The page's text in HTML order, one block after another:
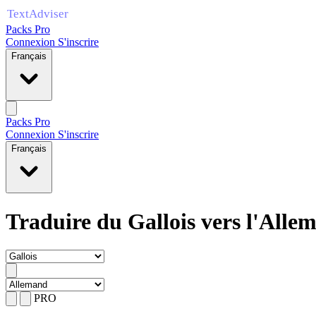
Packs Pro
Connexion S'inscrire
Français
Packs Pro
Connexion S'inscrire
Français
Traduire du Gallois vers
PRO